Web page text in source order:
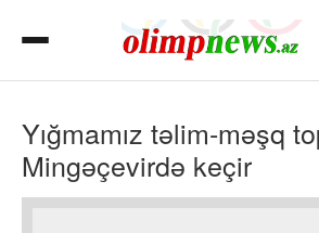
Yığmamız təlim-məşq
Mingəçevirdə keçir